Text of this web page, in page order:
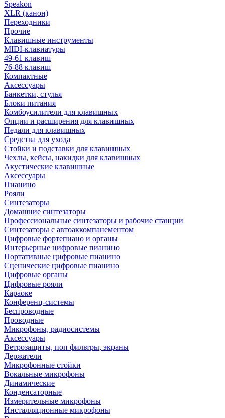
Speakon
XLR (канон)
Переходники
Прочие
Клавишные инструменты
MIDI-клавиатуры
49-61 клавиш
76-88 клавиш
Компактные
Аксессуары
Банкетки, стулья
Блоки питания
Комбоусилители для клавишных
Опции и расширения для клавишных
Педали для клавишных
Средства для ухода
Стойки и подставки для клавишных
Чехлы, кейсы, накидки для клавишных
Акустические клавишные
Аксессуары
Пианино
Рояли
Синтезаторы
Домашние синтезаторы
Профессиональные синтезаторы и рабочие станции
Синтезаторы с автоаккомпанементом
Цифровые фортепиано и органы
Интерьерные цифровые пианино
Портативные цифровые пианино
Сценические цифровые пианино
Цифровые органы
Цифровые рояли
Караоке
Конференц-системы
Беспроводные
Проводные
Микрофоны, радиосистемы
Аксессуары
Ветрозащиты, поп фильтры, экраны
Держатели
Микрофонные стойки
Вокальные микрофоны
Динамические
Конденсаторные
Измерительные микрофоны
Инсталляционные микрофоны